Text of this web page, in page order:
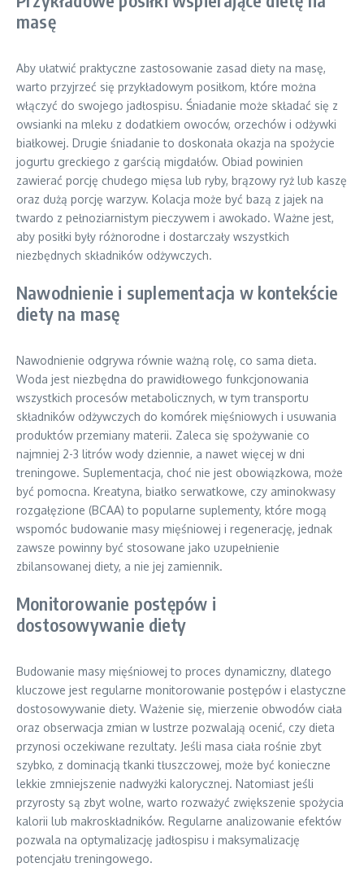
masę
Aby ułatwić praktyczne zastosowanie zasad diety na masę,
warto przyjrzeć się przykładowym posiłkom, które można
włączyć do swojego jadłospisu. Śniadanie może składać się z
owsianki na mleku z dodatkiem owoców, orzechów i odżywki
białkowej. Drugie śniadanie to doskonała okazja na spożycie
jogurtu greckiego z garścią migdałów. Obiad powinien
zawierać porcję chudego mięsa lub ryby, brązowy ryż lub kaszę
oraz dużą porcję warzyw. Kolacja może być bazą z jajek na
twardo z pełnoziarnistym pieczywem i awokado. Ważne jest,
aby posiłki były różnorodne i dostarczały wszystkich
niezbędnych składników odżywczych.
Nawodnienie i suplementacja w kontekście
diety na masę
Nawodnienie odgrywa równie ważną rolę, co sama dieta.
Woda jest niezbędna do prawidłowego funkcjonowania
wszystkich procesów metabolicznych, w tym transportu
składników odżywczych do komórek mięśniowych i usuwania
produktów przemiany materii. Zaleca się spożywanie co
najmniej 2-3 litrów wody dziennie, a nawet więcej w dni
treningowe. Suplementacja, choć nie jest obowiązkowa, może
być pomocna. Kreatyna, białko serwatkowe, czy aminokwasy
rozgałęzione (BCAA) to popularne suplementy, które mogą
wspomóc budowanie masy mięśniowej i regenerację, jednak
zawsze powinny być stosowane jako uzupełnienie
zbilansowanej diety, a nie jej zamiennik.
Monitorowanie postępów i
dostosowywanie diety
Budowanie masy mięśniowej to proces dynamiczny, dlatego
kluczowe jest regularne monitorowanie postępów i elastyczne
dostosowywanie diety. Ważenie się, mierzenie obwodów ciała
oraz obserwacja zmian w lustrze pozwalają ocenić, czy dieta
przynosi oczekiwane rezultaty. Jeśli masa ciała rośnie zbyt
szybko, z dominacją tkanki tłuszczowej, może być konieczne
lekkie zmniejszenie nadwyżki kalorycznej. Natomiast jeśli
przyrosty są zbyt wolne, warto rozważyć zwiększenie spożycia
kalorii lub makroskładników. Regularne analizowanie efektów
pozwala na optymalizację jadłospisu i maksymalizację
potencjału treningowego.